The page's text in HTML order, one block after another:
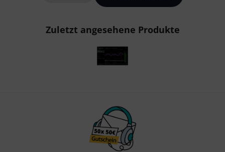
Zuletzt angesehene Produkte